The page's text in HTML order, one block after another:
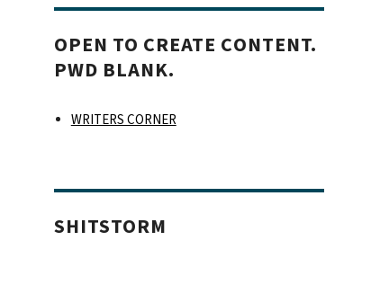
OPEN TO CREATE CONTENT.
PWD BLANK.
WRITERS CORNER
SHITSTORM